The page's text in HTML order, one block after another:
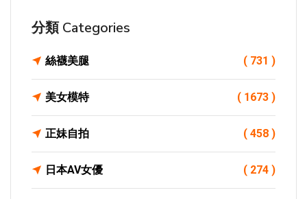
分類 Categories
絲襪美腿 ( 731 )
美女模特 ( 1673 )
正妹自拍 ( 458 )
日本AV女優 ( 274 )